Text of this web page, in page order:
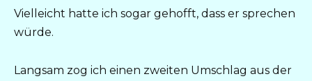
Vielleicht hatte ich sogar gehofft, dass er sprechen
würde.
Langsam zog ich einen zweiten Umschlag aus der